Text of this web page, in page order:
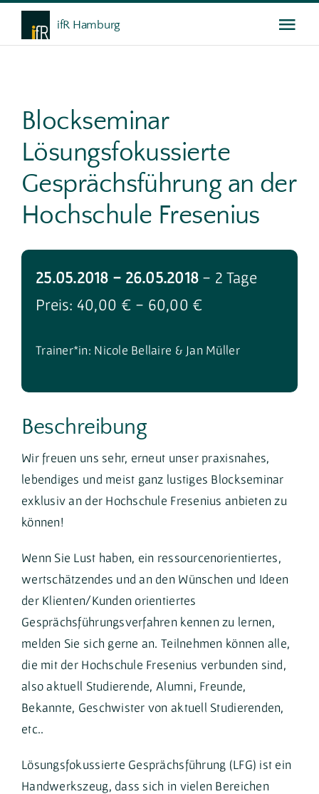
Skip
ifR Hamburg
Weiterbildung
Gespräche
Service
Blockseminar
Lösungsfokussierte
Gesprächsführung an der
Hochschule Fresenius
25.05.2018 - 26.05.2018 - 2 Tage
Preis: 40,00 € - 60,00 €
Trainer*in: Nicole Bellaire & Jan Müller
Beschreibung
Wir freuen uns sehr, erneut unser praxisnahes,
lebendiges und meist ganz lustiges Blockseminar
exklusiv an der Hochschule Fresenius anbieten zu
können!
Wenn Sie Lust haben, ein ressourcenorientiertes,
wertschätzendes und an den Wünschen und Ideen
der Klienten/Kunden orientiertes
Gesprächsführungsverfahren kennen zu lernen,
melden Sie sich gerne an. Teilnehmen können alle,
die mit der Hochschule Fresenius verbunden sind,
also aktuell Studierende, Alumni, Freunde,
Bekannte, Geschwister von aktuell Studierenden,
etc..
Lösungsfokussierte Gesprächsführung (LFG) ist ein
Handwerkszeug, dass sich in vielen Bereichen